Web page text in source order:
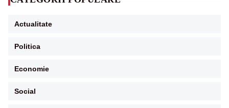
Actualitate
Politica
Economie
Social